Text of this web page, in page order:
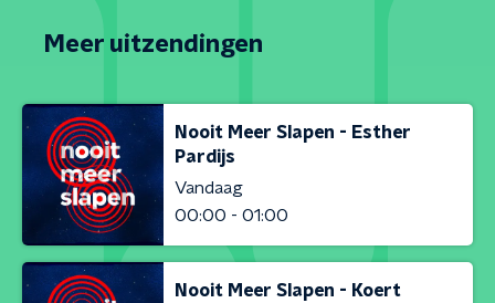
Meer uitzendingen
Nooit Meer Slapen - Esther
Pardijs
Vandaag
00:00 - 01:00
Nooit Meer Slapen - Koert